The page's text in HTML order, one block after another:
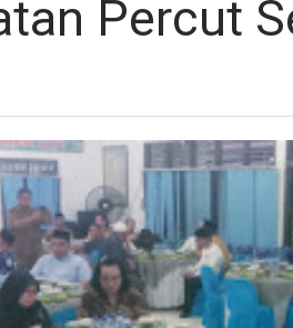
Percut